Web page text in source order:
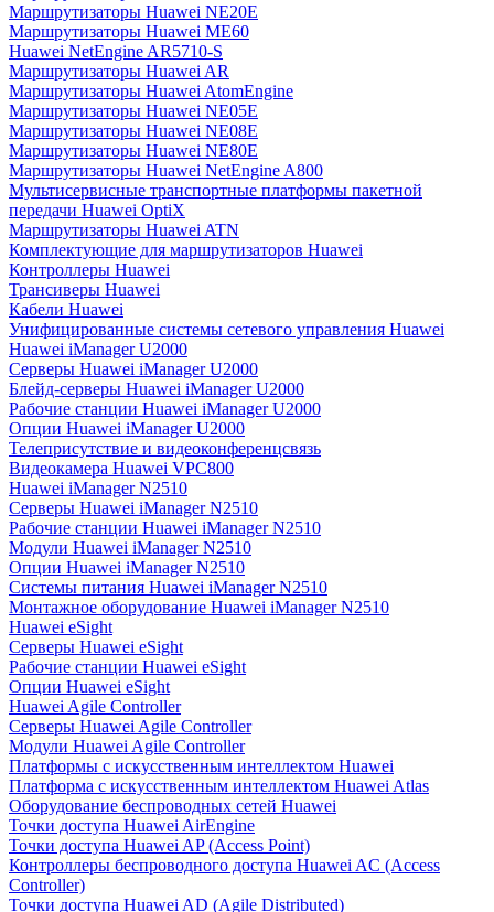
Маршрутизаторы Huawei NE20E
Маршрутизаторы Huawei ME60
Huawei NetEngine AR5710-S
Маршрутизаторы Huawei AR
Маршрутизаторы Huawei AtomEngine
Маршрутизаторы Huawei NE05E
Маршрутизаторы Huawei NE08E
Маршрутизаторы Huawei NE80E
Маршрутизаторы Huawei NetEngine A800
Мультисервисные транспортные платформы пакетной
передачи Huawei OptiX
Маршрутизаторы Huawei ATN
Комплектующие для маршрутизаторов Huawei
Контроллеры Huawei
Трансиверы Huawei
Кабели Huawei
Унифицированные системы сетевого управления Huawei
Huawei iManager U2000
Серверы Huawei iManager U2000
Блейд-серверы Huawei iManager U2000
Рабочие станции Huawei iManager U2000
Опции Huawei iManager U2000
Телеприсутствие и видеоконференцсвязь
Видеокамера Huawei VPC800
Huawei iManager N2510
Серверы Huawei iManager N2510
Рабочие станции Huawei iManager N2510
Модули Huawei iManager N2510
Опции Huawei iManager N2510
Системы питания Huawei iManager N2510
Монтажное оборудование Huawei iManager N2510
Huawei eSight
Серверы Huawei eSight
Рабочие станции Huawei eSight
Опции Huawei eSight
Huawei Agile Controller
Серверы Huawei Agile Controller
Модули Huawei Agile Controller
Платформы с искусственным интеллектом Huawei
Платформа с искусственным интеллектом Huawei Atlas
Оборудование беспроводных сетей Huawei
Точки доступа Huawei AirEngine
Точки доступа Huawei AP (Access Point)
Контроллеры беспроводного доступа Huawei AC (Access
Controller)
Точки доступа Huawei AD (Agile Distributed)